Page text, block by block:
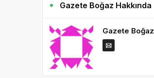
Gazete Boğaz Hakkında
Gazete Boğaz